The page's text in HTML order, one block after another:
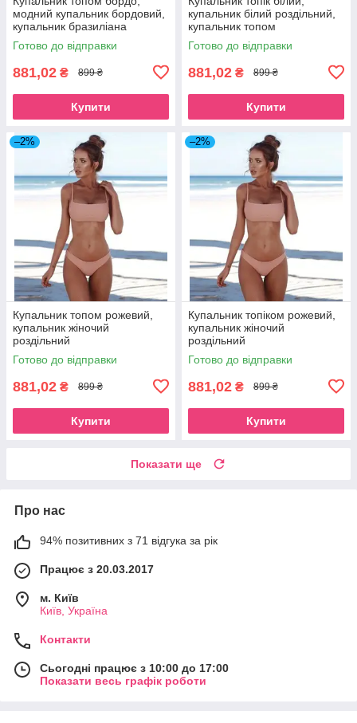
модний купальник бордовий,
купальник бразиліана
Готово до відправки
881,02 ₴ 899 ₴
Купити
купальник білий роздільний,
купальник топом
Готово до відправки
881,02 ₴ 899 ₴
Купити
–2%
Купальник топом рожевий,
купальник жіночий
роздільний
Готово до відправки
881,02 ₴ 899 ₴
Купити
–2%
Купальник топіком рожевий,
купальник жіночий
роздільний
Готово до відправки
881,02 ₴ 899 ₴
Купити
Показати ще
Про нас
94% позитивних з 71 відгука за рік
Працює з 20.03.2017
м. Київ
Київ, Україна
Контакти
Сьогодні працює з 10:00 до 17:00
Показати весь графік роботи